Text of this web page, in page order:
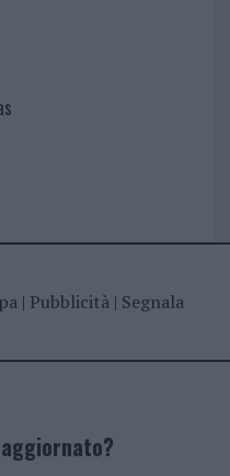
| Pubblicità| Segnala